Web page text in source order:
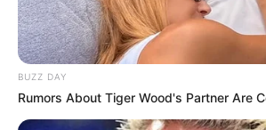
BUZZ DAY
Rumors About Tiger Wood's Partner Are